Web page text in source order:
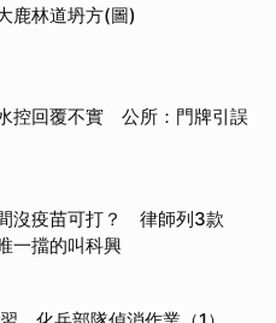
鹿林道坍方(圖)
控回覆不實 公所：門牌引誤
沒疫苗可打？ 律師列3款
一擋的叫科興